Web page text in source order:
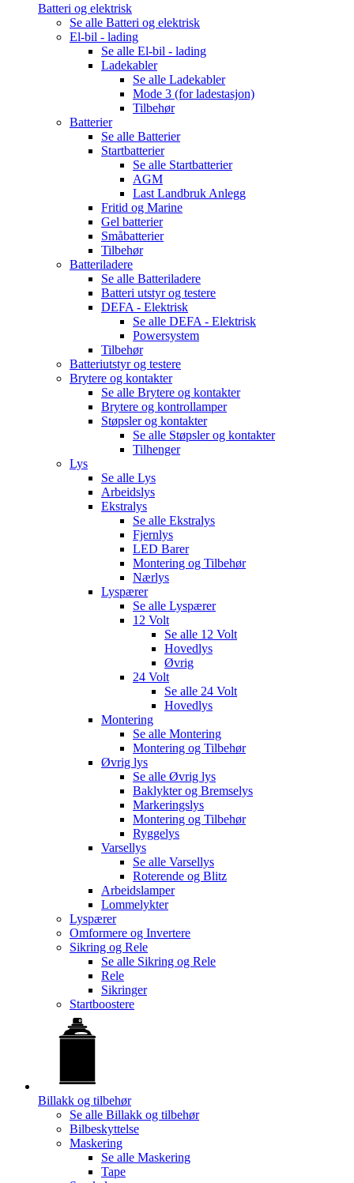
Batteri og elektrisk
Se alle Batteri og elektrisk
El-bil - lading
Se alle El-bil - lading
Ladekabler
Se alle Ladekabler
Mode 3 (for ladestasjon)
Tilbehør
Batterier
Se alle Batterier
Startbatterier
Se alle Startbatterier
AGM
Last Landbruk Anlegg
Fritid og Marine
Gel batterier
Småbatterier
Tilbehør
Batteriladere
Se alle Batteriladere
Batteri utstyr og testere
DEFA - Elektrisk
Se alle DEFA - Elektrisk
Powersystem
Tilbehør
Batteriutstyr og testere
Brytere og kontakter
Se alle Brytere og kontakter
Brytere og kontrollamper
Støpsler og kontakter
Se alle Støpsler og kontakter
Tilhenger
Lys
Se alle Lys
Arbeidslys
Ekstralys
Se alle Ekstralys
Fjernlys
LED Barer
Montering og Tilbehør
Nærlys
Lyspærer
Se alle Lyspærer
12 Volt
Se alle 12 Volt
Hovedlys
Øvrig
24 Volt
Se alle 24 Volt
Hovedlys
Montering
Se alle Montering
Montering og Tilbehør
Øvrig lys
Se alle Øvrig lys
Baklykter og Bremselys
Markeringslys
Montering og Tilbehør
Ryggelys
Varsellys
Se alle Varsellys
Roterende og Blitz
Arbeidslamper
Lommelykter
Lyspærer
Omformere og Invertere
Sikring og Rele
Se alle Sikring og Rele
Rele
Sikringer
Startboostere
Billakk og tilbehør
Se alle Billakk og tilbehør
Bilbeskyttelse
Maskering
Se alle Maskering
Tape